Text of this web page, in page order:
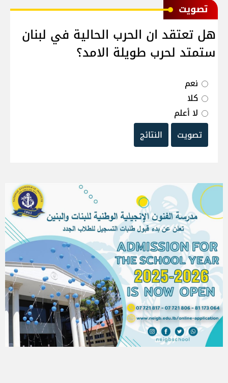
ﺗﺼﻮﻳﺖ
هل تعتقد ان الحرب الحالية في لبنان
ستمتد لحرب طويلة الامد؟
نعم
كلا
لا أعلم
تصويت
النتائج